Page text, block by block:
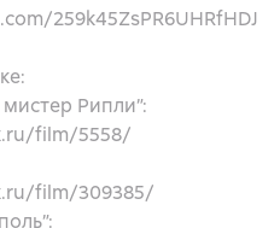
259k45ZsPR6UHRfHDJ
Рипли”:
film/5558/
film/309385/